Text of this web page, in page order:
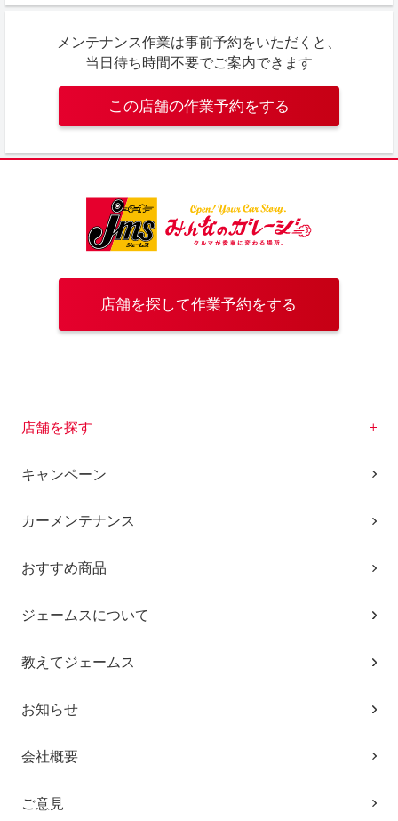
メンテナンス作業は事前予約をいただくと、
当日待ち時間不要でご案内できます
この店舗の作業予約をする
店舗を探して作業予約をする
店舗を探す
キャンペーン
カーメンテナンス
おすすめ商品
ジェームスについて
教えてジェームス
お知らせ
会社概要
ご意見